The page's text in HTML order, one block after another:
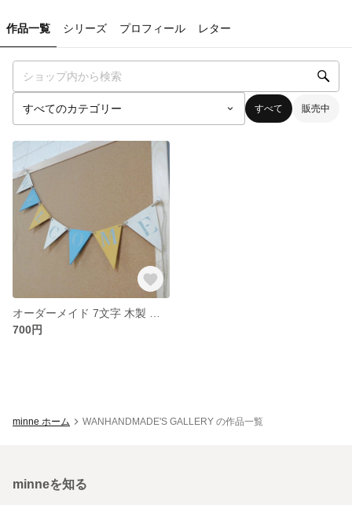
作品一覧 シリーズ プロフィール レター
すべて 販売中
700円
minne ホーム WANHANDMADE'S GALLERY の作品一覧
minneを知る